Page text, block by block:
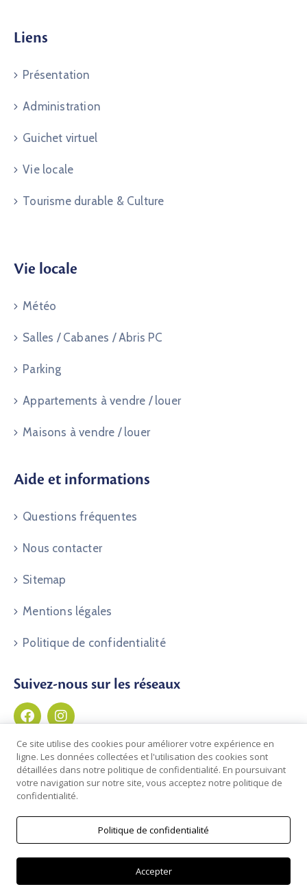
Liens
Présentation
Administration
Guichet virtuel
Vie locale
Tourisme durable & Culture
Vie locale
Météo
Salles / Cabanes / Abris PC
Parking
Appartements à vendre / louer
Maisons à vendre / louer
Aide et informations
Questions fréquentes
Nous contacter
Sitemap
Mentions légales
Politique de confidentialité
Suivez-nous sur les réseaux
© 2026 Commune de Clos du Doubs | Développé par
Novadev Sàrl
Ce site utilise des cookies pour améliorer votre expérience en
ligne. Les données collectées et l'utilisation des cookies sont
détaillées dans notre politique de confidentialité. En poursuivant
votre navigation sur notre site, vous acceptez notre politique de
confidentialité.
Politique de confidentialité
Accepter